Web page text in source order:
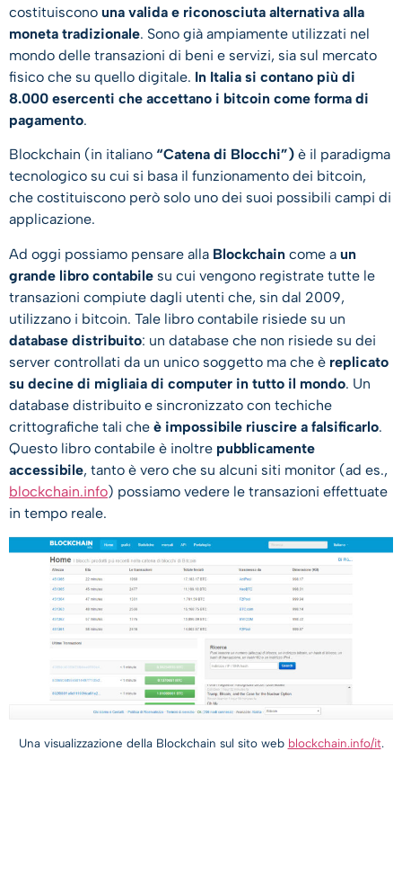
costituiscono una valida e riconosciuta alternativa alla
moneta tradizionale. Sono già ampiamente utilizzati nel
mondo delle transazioni di beni e servizi, sia sul mercato
fisico che su quello digitale. In Italia si contano più di
8.000 esercenti che accettano i bitcoin come forma di
pagamento.
Blockchain (in italiano “Catena di Blocchi”) è il paradigma
tecnologico su cui si basa il funzionamento dei bitcoin,
che costituiscono però solo uno dei suoi possibili campi di
applicazione.
Ad oggi possiamo pensare alla Blockchain come a un
grande libro contabile su cui vengono registrate tutte le
transazioni compiute dagli utenti che, sin dal 2009,
utilizzano i bitcoin. Tale libro contabile risiede su un
database distribuito: un database che non risiede su dei
server controllati da un unico soggetto ma che è replicato
su decine di migliaia di computer in tutto il mondo. Un
database distribuito e sincronizzato con techiche
crittografiche tali che è impossibile riuscire a falsificarlo.
Questo libro contabile è inoltre pubblicamente
accessibile, tanto è vero che su alcuni siti monitor (ad es.,
blockchain.info) possiamo vedere le transazioni effettuate
in tempo reale.
Una visualizzazione della Blockchain sul sito web blockchain.info/it.